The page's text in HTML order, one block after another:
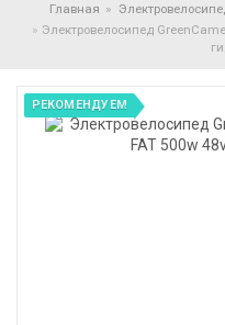
Главная
Электровелосипед
РЕКОМЕНДУЕМ